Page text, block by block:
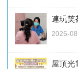
連玩笑
2026-
屋頂